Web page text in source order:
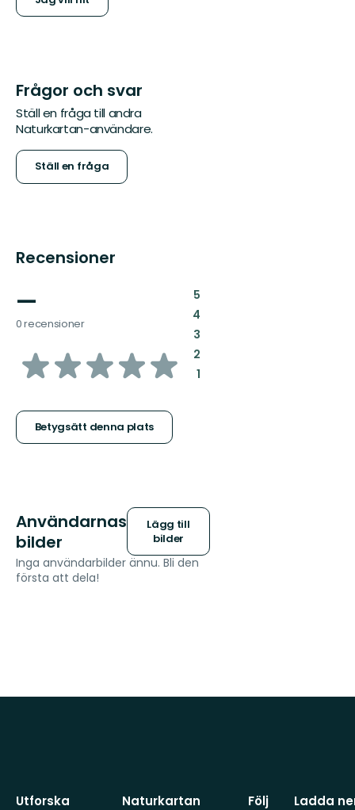
Frågor och svar
Ställ en fråga till andra
Naturkartan-användare.
Ställ en fråga
Recensioner
—
0 recensioner
av
stjärnor
Betygsätt denna plats
5:
4:
3:
2:
1:
Användarnas
bilder
Lägg till
bilder
Inga användarbilder ännu. Bli den
första att dela!
Utforska
Naturkartan
Följ
Ladda